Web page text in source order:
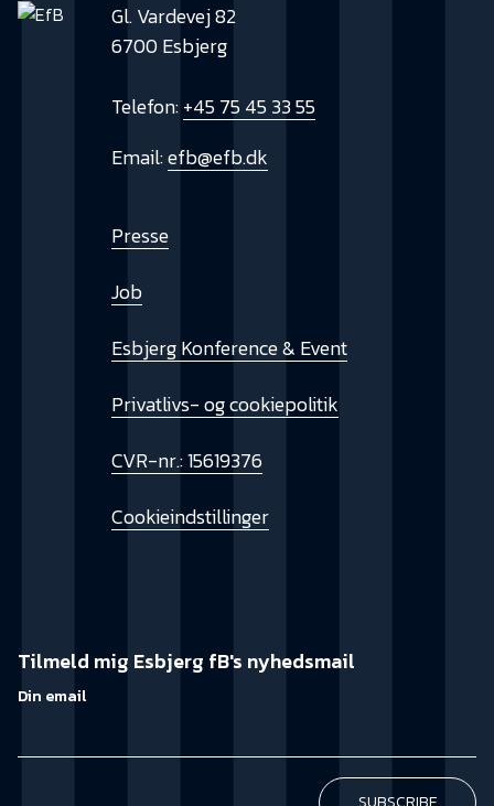
Gl. Vardevej 82
6700 Esbjerg
Telefon:+45 75 45 33 55
Email:efb@efb.dk
Presse
Job
Esbjerg Konference & Event
Privatlivs- og cookiepolitik
CVR-nr.: 15619376
Cookieindstillinger
Tilmeld mig Esbjerg fB's nyhedsmail
Din email